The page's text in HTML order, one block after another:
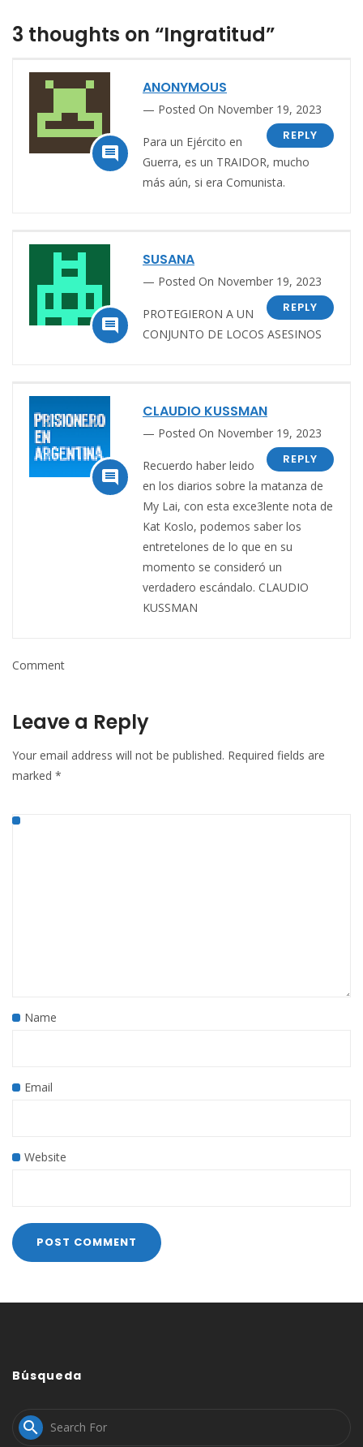
3 thoughts on “Ingratitud”

ANONYMOUS
Posted On November 19, 2023
REPLY
Para un Ejército en
Guerra, es un TRAIDOR, mucho
más aún, si era Comunista.

SUSANA
Posted On November 19, 2023
REPLY
PROTEGIERON A UN
CONJUNTO DE LOCOS ASESINOS

CLAUDIO KUSSMAN
Posted On November 19, 2023
REPLY
Recuerdo haber leido
en los diarios sobre la matanza de
My Lai, con esta exce3lente nota de
Kat Koslo, podemos saber los
entretelones de lo que en su
momento se consideró un
verdadero escándalo. CLAUDIO
KUSSMAN
Comment
Leave a Reply
Your email address will not be published. Required fields are
marked *
Name
Email
Website
Búsqueda
